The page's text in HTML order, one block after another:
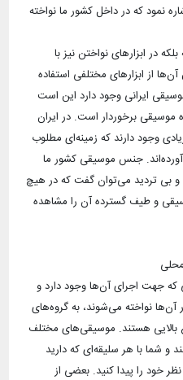
نمود که در داخل کشور ما نواخته
در ابزار‌های نواختن نیز با
از ابزارهای مختلفی استفاده
ایرانی وجود دارد این است
موسیقی برخوردار است. در ایران
وجود دارند که زمینه‌ای مطلوب
جنس موسیقی کشور‌ ما
بی تردید می‌توان گفت که در هیچ
و طیف گسترده آن را مشاهده
جهت اجرای آن‌ها‌ وجود دارد و
نواخته می‌شوند، به گروه‌های
بالایی هستند. موسیقی‌های مختلف
و شما با هر سلیقه‌ای که دارید
خود را پیدا کنید. بعضی از